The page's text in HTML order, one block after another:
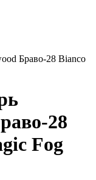
Браво-28 Bianco
28
Fog